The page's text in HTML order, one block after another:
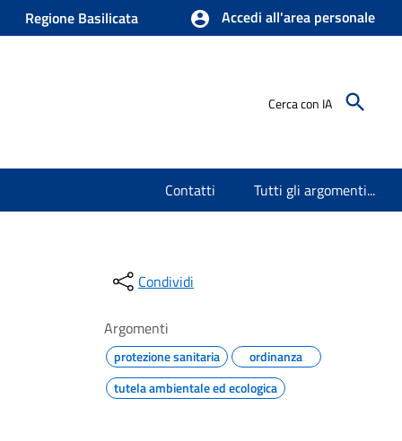
Regione Basilicata Accedi all'area personale
Cerca con IA
Contatti Tutti gli argomenti...
Condividi
Argomenti
protezione sanitaria
ordinanza
tutela ambientale ed ecologica